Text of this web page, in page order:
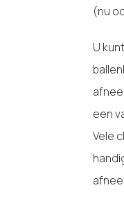
(nu
U
een
Vele